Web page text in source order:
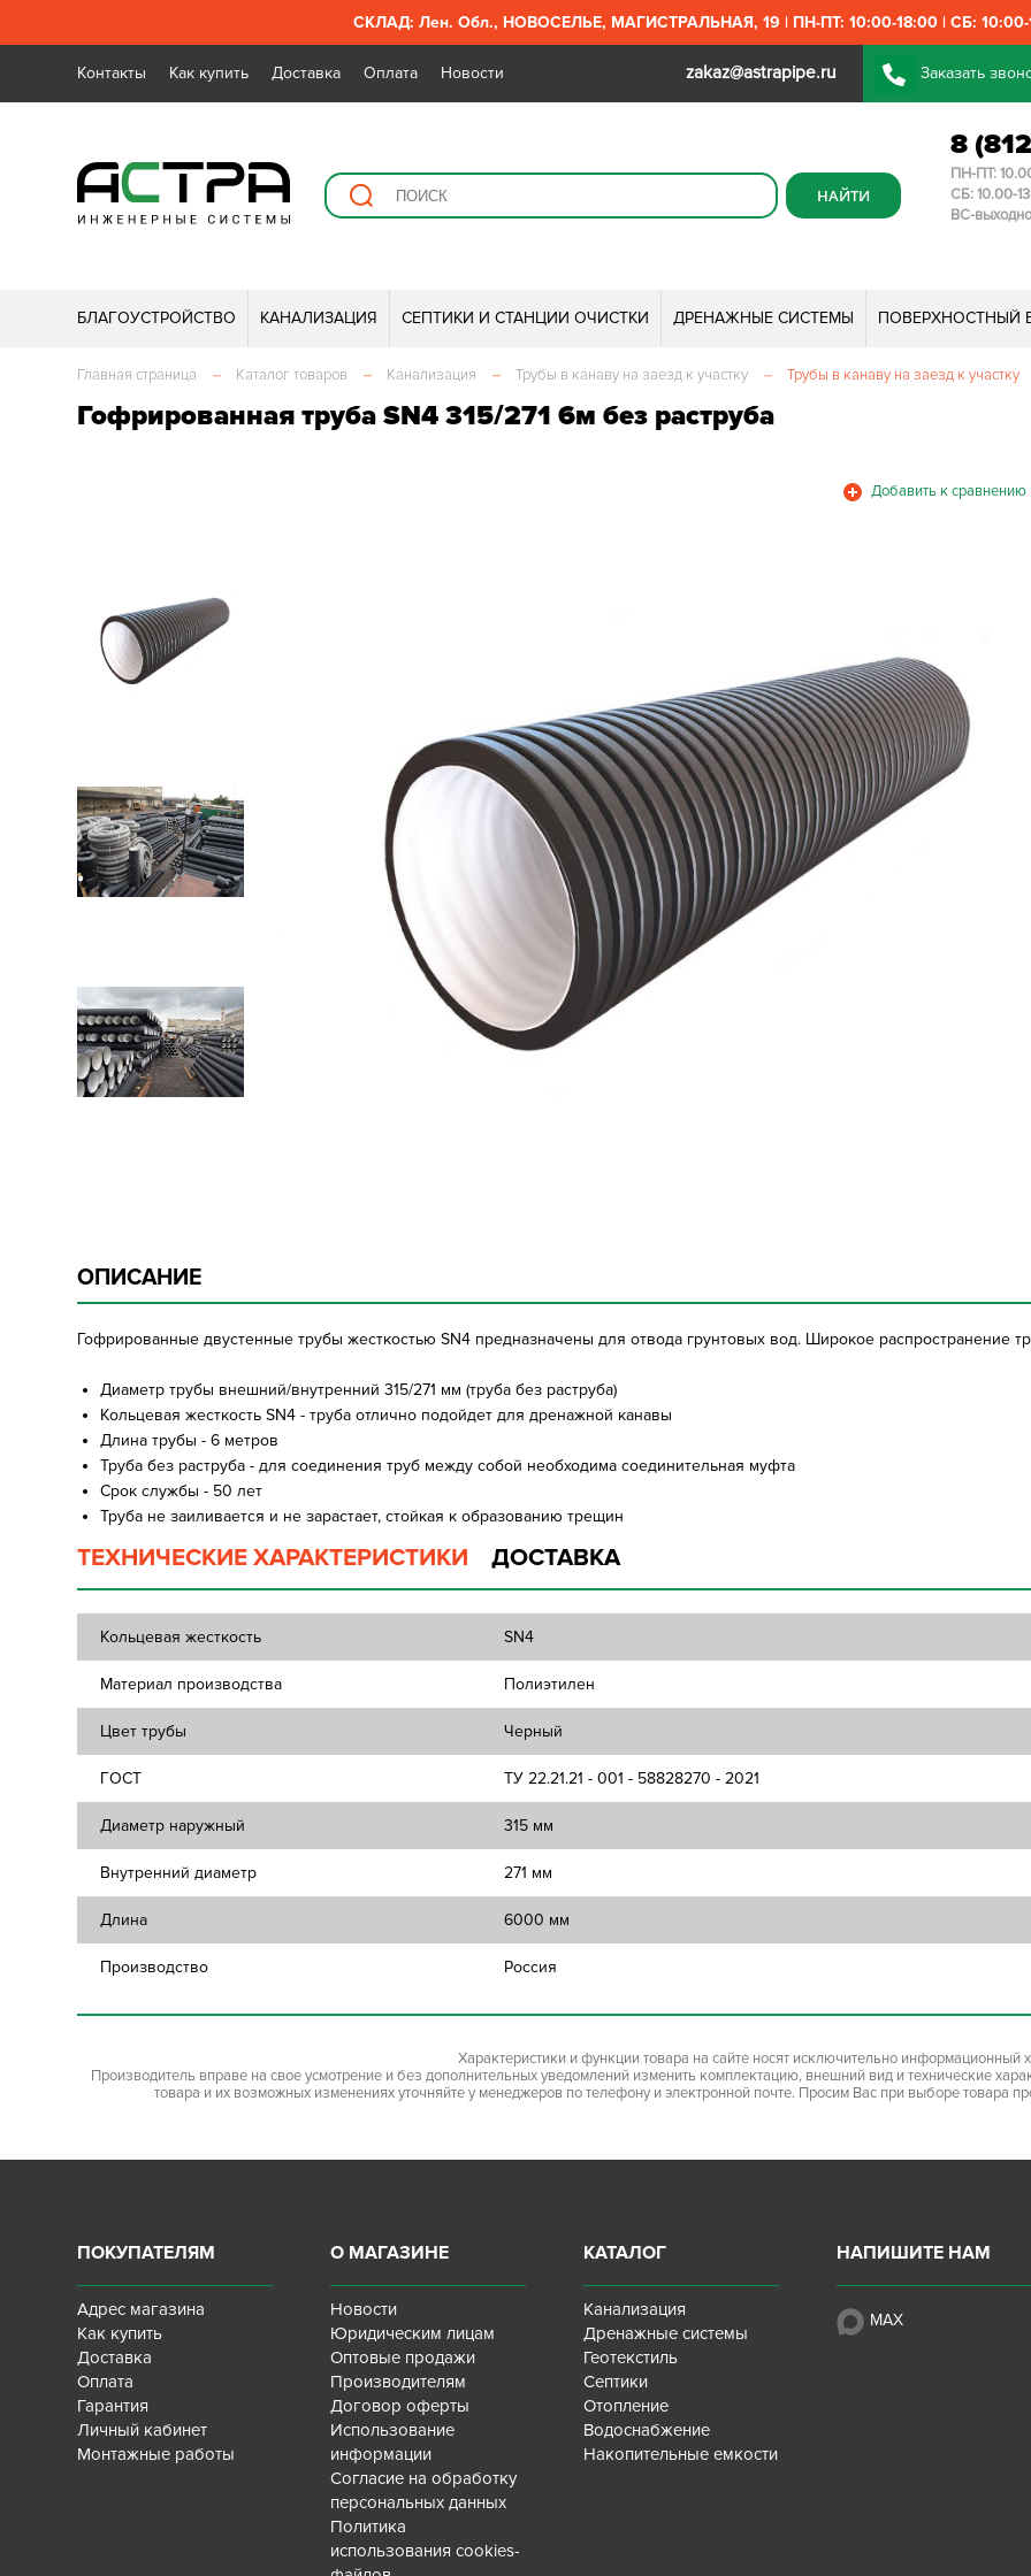
СКЛАД: Лен. Обл., НОВОСЕЛЬЕ, МАГИСТРАЛЬНАЯ, 19 | ПН-ПТ: 10:00-18:00 | СБ: 10:00-
Контакты Как купить Доставка Оплата Новости zakaz@astrapipe.ru Заказать
8
ПН-ПТ:
СБ: 10.00-
ВС-
БЛАГОУСТРОЙСТВО КАНАЛИЗАЦИЯ СЕПТИКИ И СТАНЦИИ ОЧИСТКИ ДРЕНАЖНЫЕ СИСТЕМЫ ПОВЕРХНОСТНЫЙ
Главная страница – Каталог товаров – Канализация – Трубы в канаву на заезд к участку – Трубы в канаву на заезд к участку
Гофрированная труба SN4 315/271 6м без раструба
ОПИСАНИЕ
Гофрированные двустенные трубы жесткостью SN4 предназначены для отвода грунтовых вод. Широкое распространение
Диаметр трубы внешний/внутренний 315/271 мм (труба без раструба)
Кольцевая жесткость SN4 - труба отлично подойдет для дренажной канавы
Длина трубы - 6 метров
Труба без раструба - для соединения труб между собой необходима соединительная муфта
Срок службы - 50 лет
Труба не заиливается и не зарастает, стойкая к образованию трещин
ТЕХНИЧЕСКИЕ ХАРАКТЕРИСТИКИ ДОСТАВКА
Кольцевая жесткость SN4
Материал производства Полиэтилен
Цвет трубы Черный
ГОСТ ТУ 22.21.21 - 001 - 58828270 - 2021
Диаметр наружный 315 мм
Внутренний диаметр 271 мм
Длина 6000 мм
Производство Россия
Характеристики и функции товара на сайте носят исключительно информационный
Производитель вправе на свое усмотрение и без дополнительных уведомлений изменить комплектацию, внешний вид и технические
товара и их возможных изменениях уточняйте у менеджеров по телефону и электронной почте. Просим Вас при выборе товара
ПОКУПАТЕЛЯМ
Адрес магазина
Как купить
Доставка
Оплата
Гарантия
Личный кабинет
Монтажные работы
О МАГАЗИНЕ
Новости
Юридическим лицам
Оптовые продажи
Производителям
Договор оферты
Использование
информации
Согласие на обработку
персональных данных
Политика
использования cookies-
КАТАЛОГ
Канализация
Дренажные системы
Геотекстиль
Септики
Отопление
Водоснабжение
Накопительные емкости
НАПИШИТЕ НАМ
MAX